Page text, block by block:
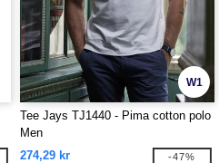
W1
Tee Jays TJ1440 - Pima cotton polo
Men
274,29 kr
-47%